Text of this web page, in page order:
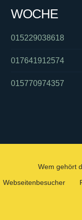
WOCHE
015229038618
017641912574
015770974357
Wem gehört
Webseitenbesucher